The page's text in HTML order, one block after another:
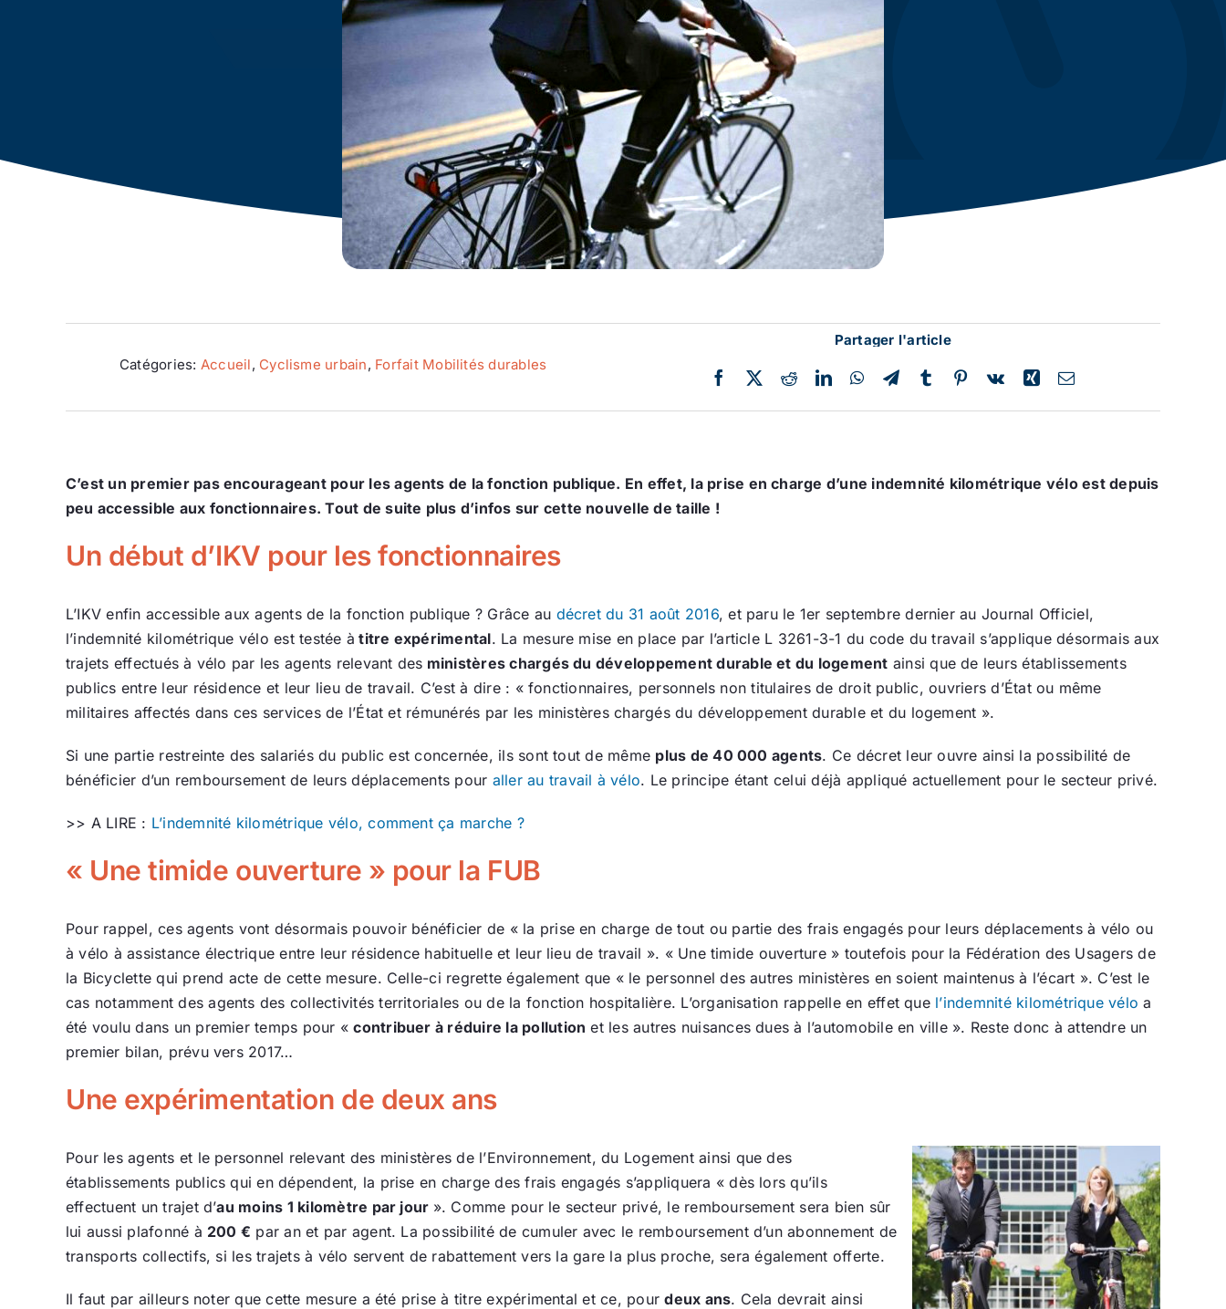
Actualité
Ecologie
Catégories: Accueil, Cyclisme urbain, Forfait Mobilités durables
Partager l'article
C’est un premier pas encourageant pour les agents de la fonction publique. En effet, la prise en charge d’une indemnité kilométrique vélo est depuis
peu accessible aux fonctionnaires. Tout de suite plus d’infos sur cette nouvelle de taille !
Un début d’IKV pour les fonctionnaires
L’IKV enfin accessible aux agents de la fonction publique ? Grâce au décret du 31 août 2016, et paru le 1er septembre dernier au Journal Officiel,
l’indemnité kilométrique vélo est testée à titre expérimental. La mesure mise en place par l’article L 3261-3-1 du code du travail s’applique désormais aux
trajets effectués à vélo par les agents relevant des ministères chargés du développement durable et du logement ainsi que de leurs établissements
publics entre leur résidence et leur lieu de travail. C’est à dire : « fonctionnaires, personnels non titulaires de droit public, ouvriers d’État ou même
militaires affectés dans ces services de l’État et rémunérés par les ministères chargés du développement durable et du logement ».
Si une partie restreinte des salariés du public est concernée, ils sont tout de même plus de 40 000 agents. Ce décret leur ouvre ainsi la possibilité de
bénéficier d’un remboursement de leurs déplacements pour aller au travail à vélo. Le principe étant celui déjà appliqué actuellement pour le secteur privé.
>> A LIRE : L’indemnité kilométrique vélo, comment ça marche ?
« Une timide ouverture » pour la FUB
Pour rappel, ces agents vont désormais pouvoir bénéficier de « la prise en charge de tout ou partie des frais engagés pour leurs déplacements à vélo ou
à vélo à assistance électrique entre leur résidence habituelle et leur lieu de travail ». « Une timide ouverture » toutefois pour la Fédération des Usagers de
la Bicyclette qui prend acte de cette mesure. Celle-ci regrette également que « le personnel des autres ministères en soient maintenus à l’écart ». C’est le
cas notamment des agents des collectivités territoriales ou de la fonction hospitalière. L’organisation rappelle en effet que l’indemnité kilométrique vélo a
été voulu dans un premier temps pour «contribuer à réduire la pollution et les autres nuisances dues à l’automobile en ville ». Reste donc à attendre un
premier bilan, prévu vers 2017…
Une expérimentation de deux ans
Pour les agents et le personnel relevant des ministères de l’Environnement, du Logement ainsi que des
établissements publics qui en dépendent, la prise en charge des frais engagés s’appliquera « dès lors qu’ils
effectuent un trajet d’au moins 1 kilomètre par jour ». Comme pour le secteur privé, le remboursement sera bien sûr
lui aussi plafonné à 200 € par an et par agent. La possibilité de cumuler avec le remboursement d’un abonnement de
transports collectifs, si les trajets à vélo servent de rabattement vers la gare la plus proche, sera également offerte.
Il faut par ailleurs noter que cette mesure a été prise à titre expérimental et ce, pourdeux ans. Cela devrait ainsi